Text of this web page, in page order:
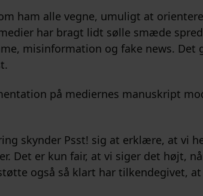
ham alle vegne, umuligt at
har bragt lidt sølle smæde
misinformation og fake news. Det
på mediernes manuskript mod
skynder Psst! sig at erklære, at vi
Det er kun fair, at vi siger det højt,
også så klart har tilkendegivet,